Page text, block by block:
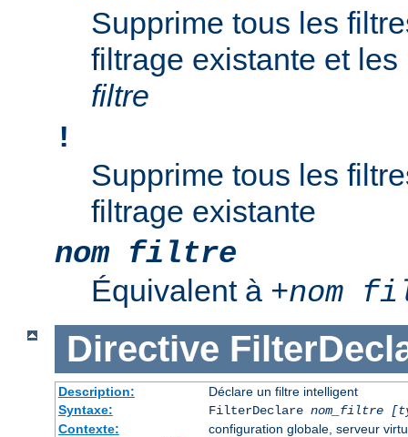
Supprime tous les
filtrage existante et
filtre
!
Supprime tous les
filtrage existante
nom filtre
Équivalent à +nom
Directive
Description:
Déclare un filtre intelligent
Syntaxe:
FilterDeclare nom_filtre
Contexte:
configuration globale, serveur